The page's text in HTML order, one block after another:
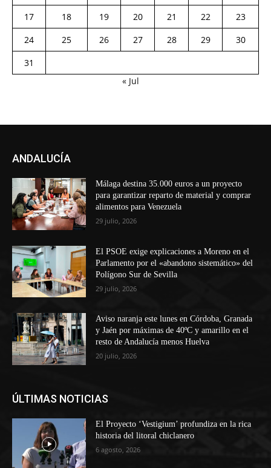
17
18 19 20 21 22
23
24
25 26 27 28 29
30
31
« Jul
ANDALUCÍA
Málaga destina 35.000 euros a un proyecto
para garantizar reparto de material y comprar
alimentos para Venezuela
29 julio, 2026
El PSOE exige explicaciones a Moreno en el
Parlamento por el «abandono sistemático» del
Polígono Sur de Sevilla
29 julio, 2026
Aviso naranja este lunes en Córdoba, Granada
y Jaén por máximas de 40ºC y amarillo en el
resto de Andalucía menos Huelva
20 julio, 2026
ÚLTIMAS NOTICIAS
El Proyecto ‘Vestigium’ profundiza en la rica
historia del litoral chiclanero
6 agosto, 2026